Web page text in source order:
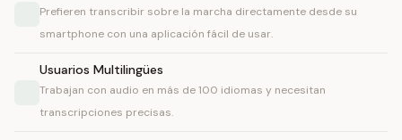
Prefieren transcribir sobre la marcha directamente desde su
smartphone con una aplicación fácil de usar.
Usuarios Multilingües
Trabajan con audio en más de 100 idiomas y necesitan
transcripciones precisas.